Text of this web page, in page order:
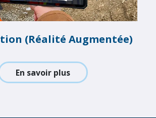
(Réalité Augmentée)
En savoir plus